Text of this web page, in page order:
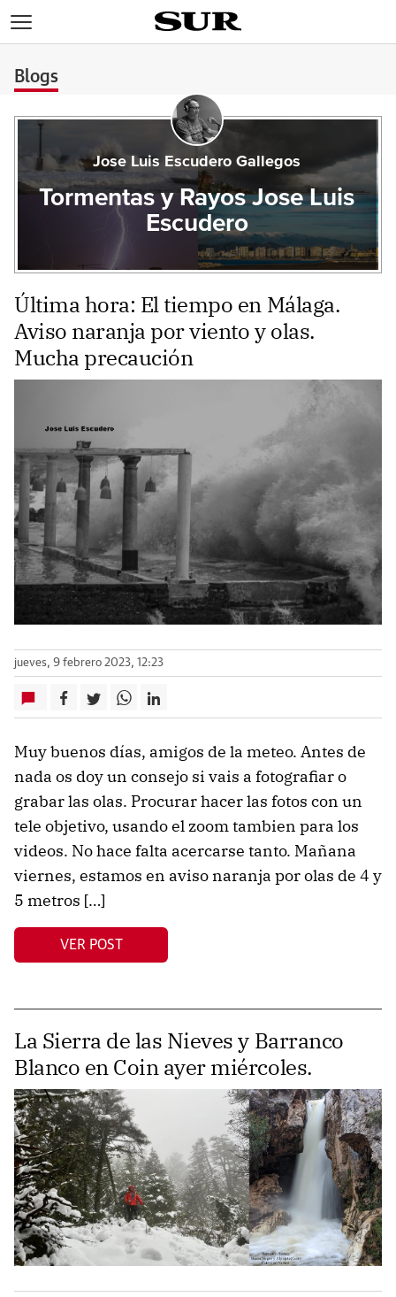
Blogs
Jose Luis Escudero Gallegos
Tormentas y Rayos Jose Luis
Escudero
Última hora: El tiempo en Málaga.
Aviso naranja por viento y olas.
Mucha precaución
jueves, 9 febrero 2023, 12:23
Muy buenos días, amigos de la meteo. Antes de
nada os doy un consejo si vais a fotografiar o
grabar las olas. Procurar hacer las fotos con un
tele objetivo, usando el zoom tambien para los
videos. No hace falta acercarse tanto. Mañana
viernes, estamos en aviso naranja por olas de 4 y
5 metros […]
VER POST
La Sierra de las Nieves y Barranco
Blanco en Coin ayer miércoles.